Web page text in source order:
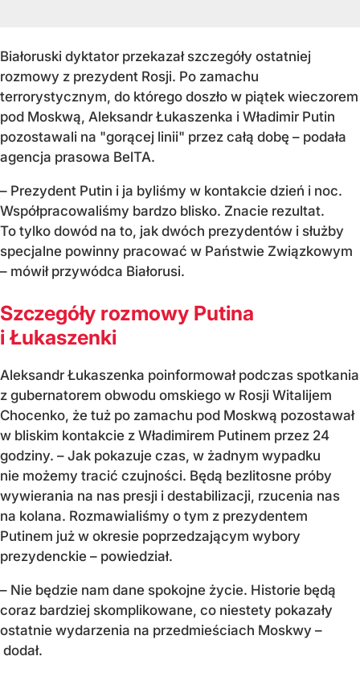
Białoruski dyktator przekazał szczegóły ostatniej
rozmowy z prezydent Rosji. Po zamachu
terrorystycznym, do którego doszło w piątek wieczorem
pod Moskwą, Aleksandr Łukaszenka i Władimir Putin
pozostawali na "gorącej linii" przez całą dobę – podała
agencja prasowa BelTA.
– Prezydent Putin i ja byliśmy w kontakcie dzień i noc.
Współpracowaliśmy bardzo blisko. Znacie rezultat.
To tylko dowód na to, jak dwóch prezydentów i służby
specjalne powinny pracować w Państwie Związkowym
– mówił przywódca Białorusi.
Szczegóły rozmowy Putina
i Łukaszenki
Aleksandr Łukaszenka poinformował podczas spotkania
z gubernatorem obwodu omskiego w Rosji Witalijem
Chocenko, że tuż po zamachu pod Moskwą pozostawał
w bliskim kontakcie z Władimirem Putinem przez 24
godziny. – Jak pokazuje czas, w żadnym wypadku
nie możemy tracić czujności. Będą bezlitosne próby
wywierania na nas presji i destabilizacji, rzucenia nas
na kolana. Rozmawialiśmy o tym z prezydentem
Putinem już w okresie poprzedzającym wybory
prezydenckie – powiedział.
– Nie będzie nam dane spokojne życie. Historie będą
coraz bardziej skomplikowane, co niestety pokazały
ostatnie wydarzenia na przedmieściach Moskwy –
dodał.